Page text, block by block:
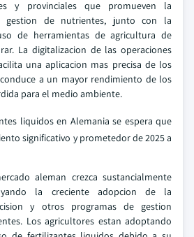
y provinciales que promueven la
gestion de nutrientes, junto con la
de herramientas de agricultura de
La digitalizacion de las operaciones
una aplicacion mas precisa de los
a un mayor rendimiento de los
para el medio ambiente.
liquidos en Alemania se espera que
significativo y prometedor de 2025 a
aleman crezca sustancialmente
la creciente adopcion de la
y otros programas de gestion
Los agricultores estan adoptando